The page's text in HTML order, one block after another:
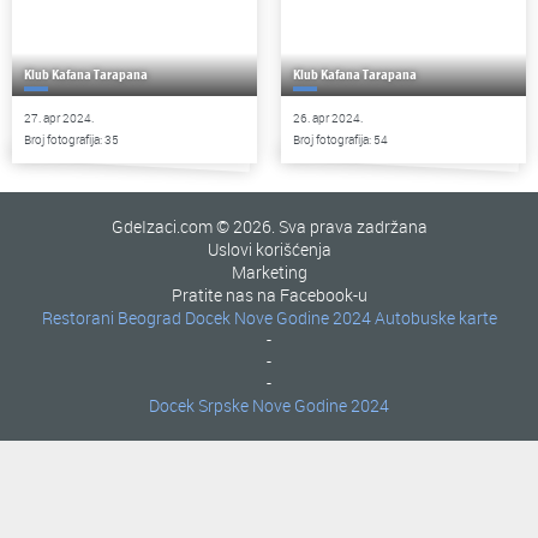
Klub Kafana Tarapana
27. apr 2024.
Broj fotografija: 35
Klub Kafana Tarapana
26. apr 2024.
Broj fotografija: 54
GdeIzaci.com © 2026. Sva prava zadržana
Uslovi korišćenja
Marketing
Pratite nas na Facebook-u
Restorani Beograd
-
Docek Nove Godine 2024
-
Autobuske karte
-
Docek Srpske Nove Godine 2024